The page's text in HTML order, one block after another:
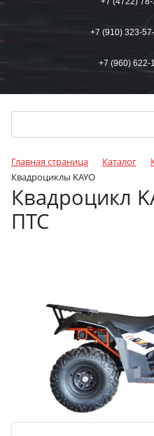
+7 (910) 323-
+7 (960) 622-
Главная страница Каталог
Квадроциклы KAYO
Квадроцикл
ПТС